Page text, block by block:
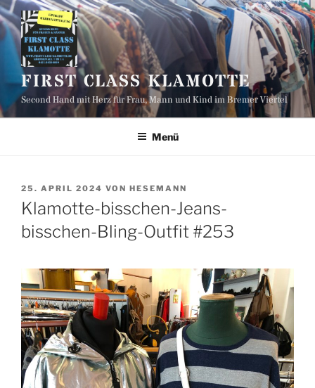
Zum
Inhalt
springen
FIRST CLASS KLAMOTTE
Second Hand mit Herz für Frau, Mann und Kind im Bremer Viertel
Menü
VERÖFFENTLICHT
AM
25. APRIL 2024 VON HESEMANN
Klamotte-bisschen-Jeans-
bisschen-Bling-Outfit #253